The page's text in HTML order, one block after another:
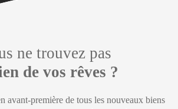
ne trouvez pas
de vos rêves ?
avant-première de tous les nouveaux biens